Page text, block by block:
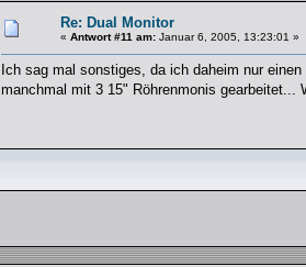
Re: Dual Monitor
« Antwort #11 am: Januar 6, 2005, 13:23:01 »
Ich sag mal sonstiges, da ich daheim nur
manchmal mit 3 15" Röhrenmonis